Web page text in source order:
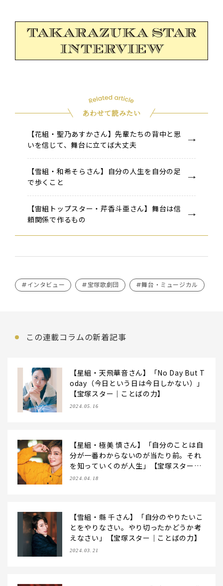
あわせて読みたい
【花組・聖乃あすかさん】先輩たちの背中と思
いを信じて、舞台に立てば大丈夫
【雪組・和希そらさん】自分の人生を自分の足
で歩くこと
【宙組トップスター・芹香斗亜さん】舞台は信
頼関係で作るもの
#インタビュー #宝塚歌劇団 #舞台・ミュージカル
この連載コラムの新着記事
【星組・天飛華音さん】「No Day But T
oday（今日という日は今日しかない）」
【宝塚スター｜ことばの力】
2024.05.16
【星組・極美 慎さん】「自分のことは自
分が一番わからないのが当たり前。それ
を知っていくのが人生」【宝塚スター｜
ことばの力】
2024.04.18
【雪組・縣 千さん】「自分のやりたいこ
とをやりなさい。やり切ったかどうか考
えなさい」【宝塚スター｜ことばの力】
2024.03.21